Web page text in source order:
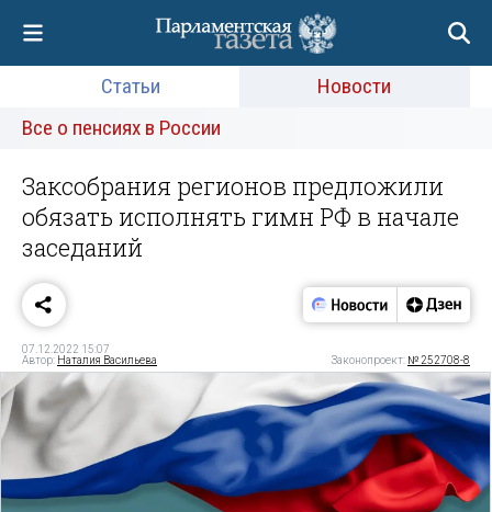
Статьи
Новости
Все о пенсиях в России
Заксобрания регионов предложили
обязать исполнять гимн РФ в начале
заседаний
07.12.2022 15:07
Автор: Наталия Васильева Законопроект: № 252708-8